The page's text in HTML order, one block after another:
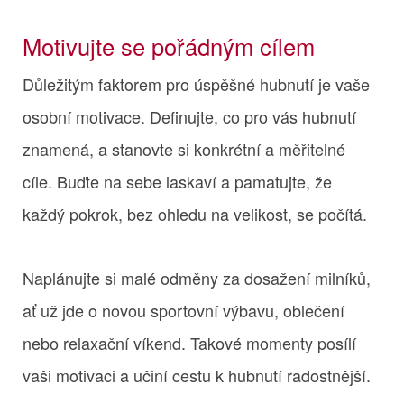
Motivujte se pořádným cílem
Důležitým faktorem pro úspěšné hubnutí je vaše
osobní motivace. Definujte, co pro vás hubnutí
znamená, a stanovte si konkrétní a měřitelné
cíle. Buďte na sebe laskaví a pamatujte, že
každý pokrok, bez ohledu na velikost, se počítá.
Naplánujte si malé odměny za dosažení milníků,
ať už jde o novou sportovní výbavu, oblečení
nebo relaxační víkend. Takové momenty posílí
vaši motivaci a učiní cestu k hubnutí radostnější.